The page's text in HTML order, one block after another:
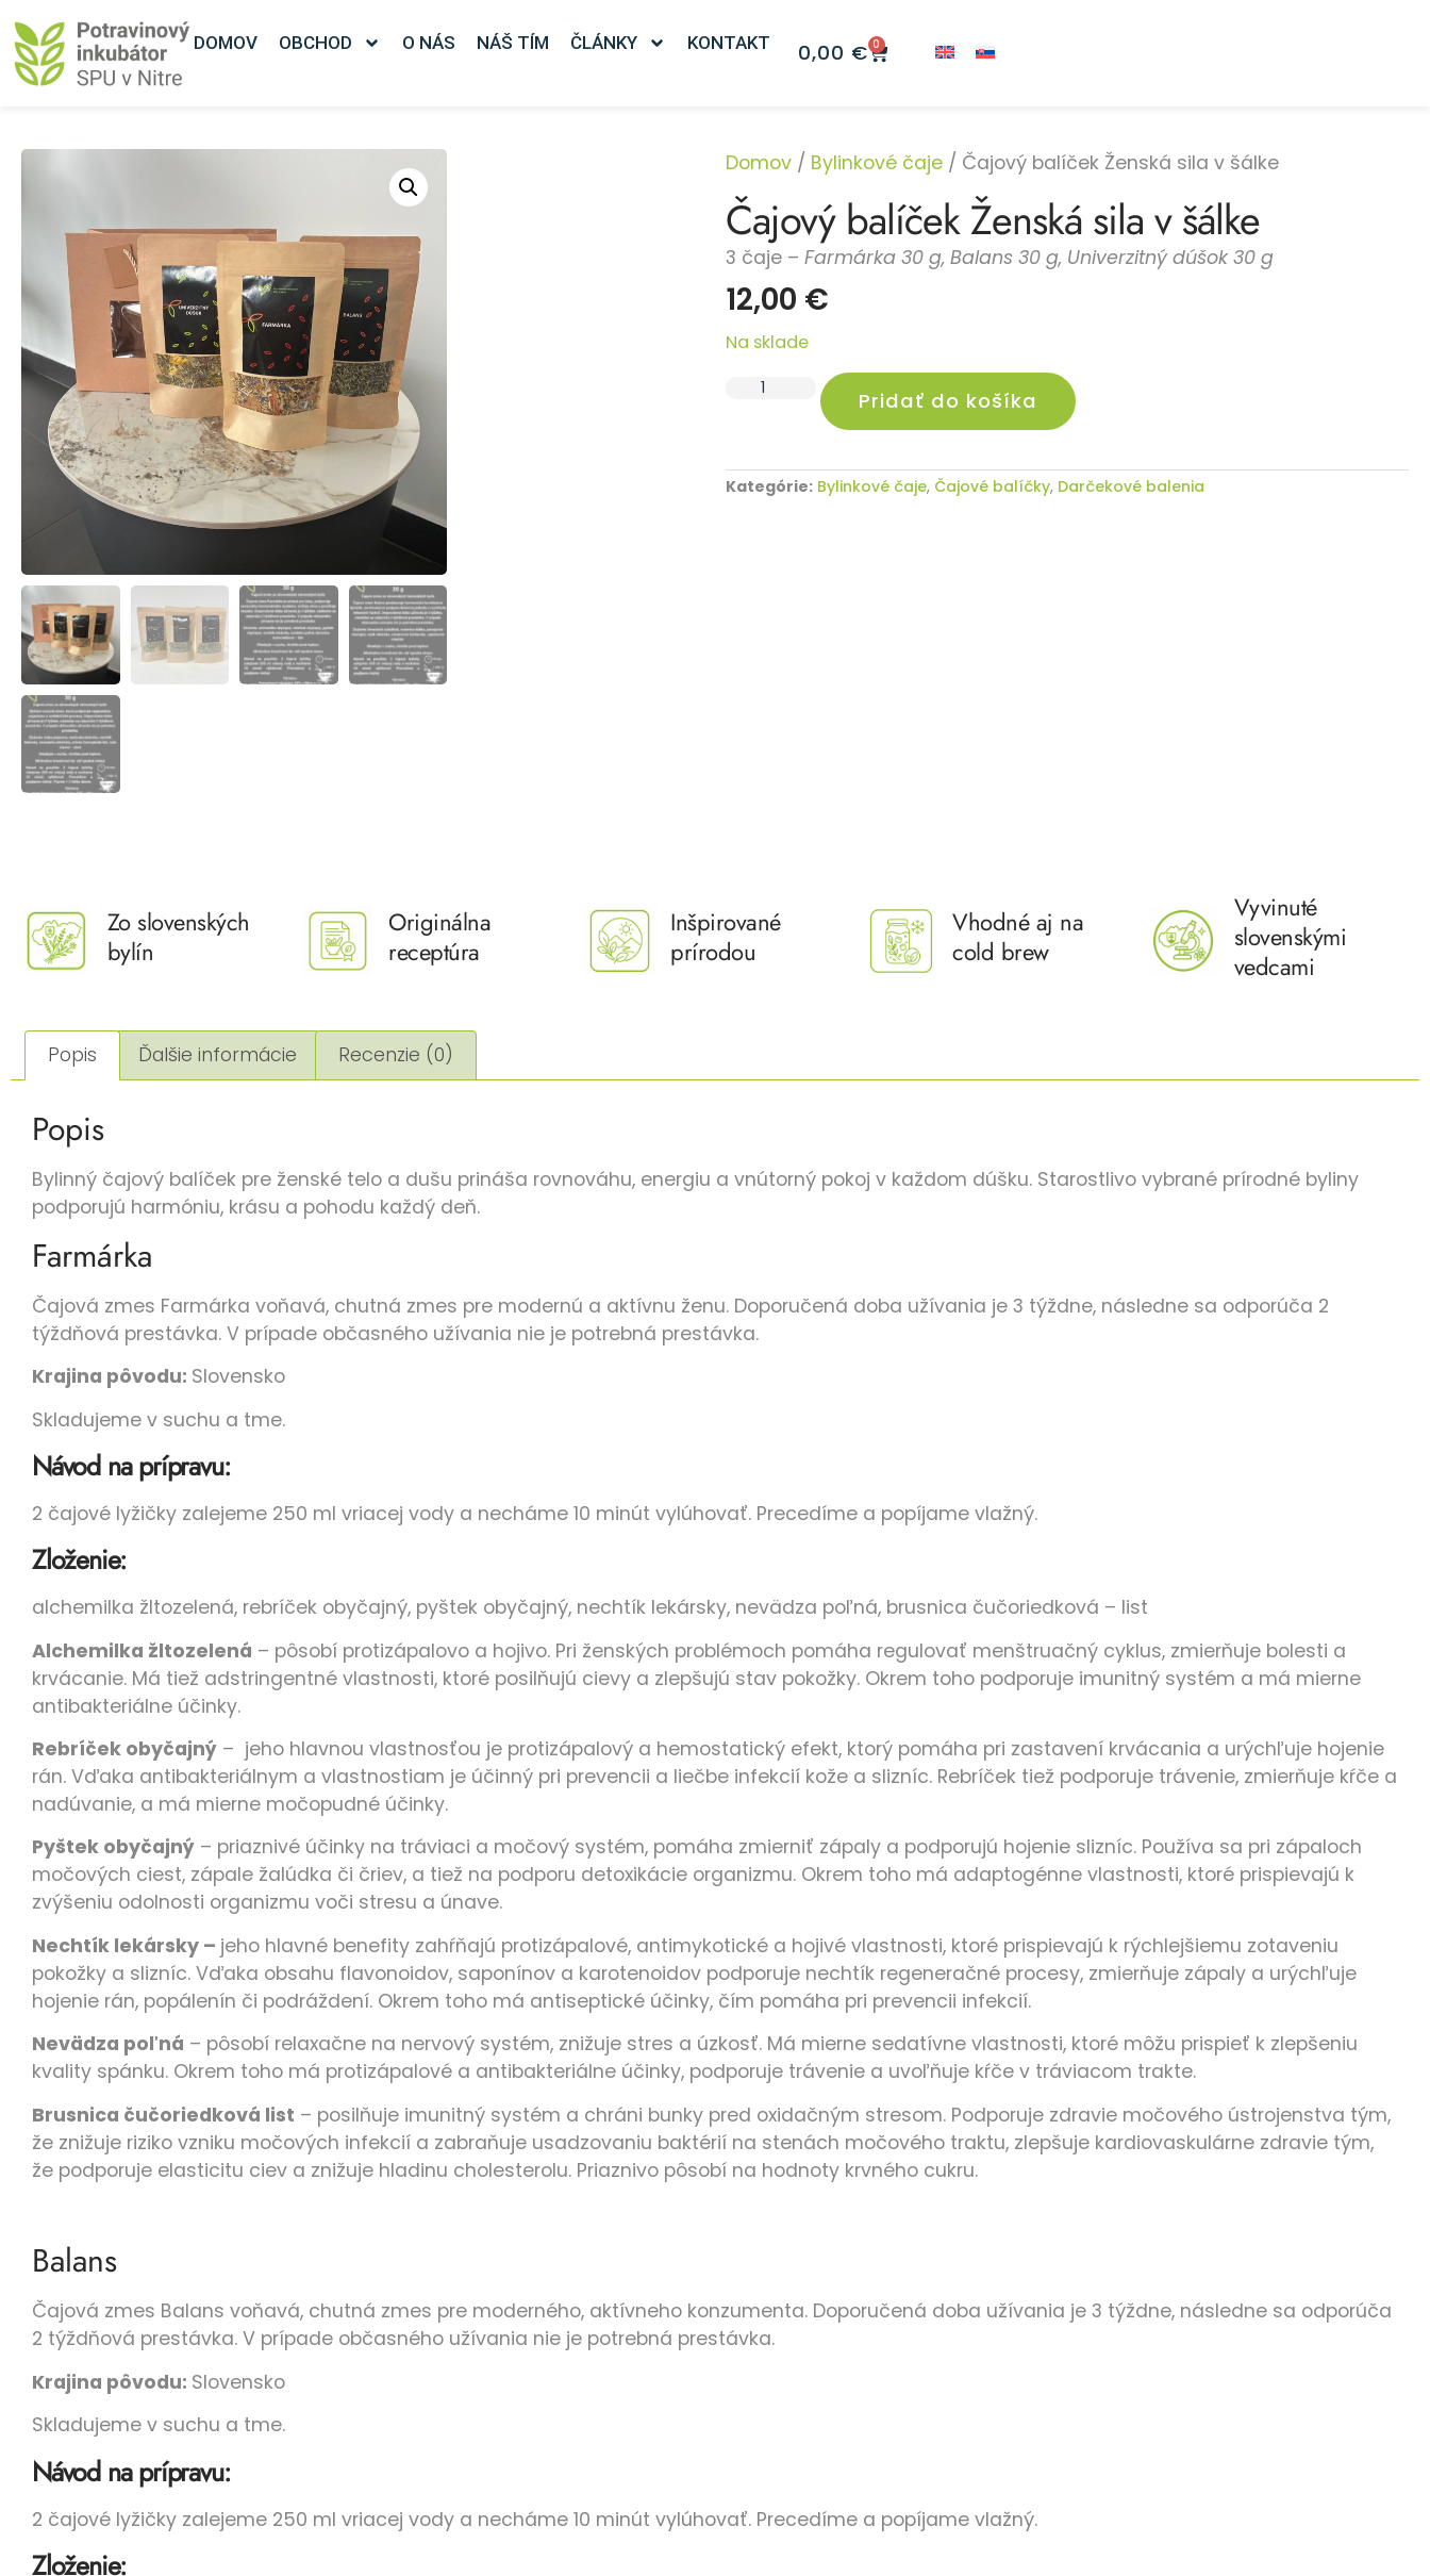
DOMOV OBCHOD O NÁS NÁŠ TÍM ČLÁNKY KONTAKT 0,00 € 0
Domov / Bylinkové čaje / Čajový balíček Ženská sila v šálke
Čajový balíček Ženská sila v šálke
3 čaje – Farmárka 30 g, Balans 30 g, Univerzitný dúšok 30 g
12,00 €
Na sklade
Pridať do košíka
Kategórie: Bylinkové čaje, Čajové balíčky, Darčekové balenia
Zo slovenských
bylín
Originálna
receptúra
Inšpirované
prírodou
Vhodné aj na
cold brew
Vyvinuté
slovenskými
vedcami
Popis Ďalšie informácie Recenzie (0)
Popis
Bylinný čajový balíček pre ženské telo a dušu prináša rovnováhu, energiu a vnútorný pokoj v každom dúšku. Starostlivo vybrané prírodné byliny
podporujú harmóniu, krásu a pohodu každý deň.
Farmárka
Čajová zmes Farmárka voňavá, chutná zmes pre modernú a aktívnu ženu. Doporučená doba užívania je 3 týždne, následne sa odporúča 2
týždňová prestávka. V prípade občasného užívania nie je potrebná prestávka.
Krajina pôvodu: Slovensko
Skladujeme v suchu a tme.
Návod na prípravu:
2 čajové lyžičky zalejeme 250 ml vriacej vody a necháme 10 minút vylúhovať. Precedíme a popíjame vlažný.
Zloženie:
alchemilka žltozelená, rebríček obyčajný, pyštek obyčajný, nechtík lekársky, nevädza poľná, brusnica čučoriedková – list
Alchemilka žltozelená – pôsobí protizápalovo a hojivo. Pri ženských problémoch pomáha regulovať menštruačný cyklus, zmierňuje bolesti a
krvácanie. Má tiež adstringentné vlastnosti, ktoré posilňujú cievy a zlepšujú stav pokožky. Okrem toho podporuje imunitný systém a má mierne
antibakteriálne účinky.
Rebríček obyčajný – jeho hlavnou vlastnosťou je protizápalový a hemostatický efekt, ktorý pomáha pri zastavení krvácania a urýchľuje hojenie
rán. Vďaka antibakteriálnym a vlastnostiam je účinný pri prevencii a liečbe infekcií kože a slizníc. Rebríček tiež podporuje trávenie, zmierňuje kŕče a
nadúvanie, a má mierne močopudné účinky.
Pyštek obyčajný – priaznivé účinky na tráviaci a močový systém, pomáha zmierniť zápaly a podporujú hojenie slizníc. Používa sa pri zápaloch
močových ciest, zápale žalúdka či čriev, a tiež na podporu detoxikácie organizmu. Okrem toho má adaptogénne vlastnosti, ktoré prispievajú k
zvýšeniu odolnosti organizmu voči stresu a únave.
Nechtík lekársky – jeho hlavné benefity zahŕňajú protizápalové, antimykotické a hojivé vlastnosti, ktoré prispievajú k rýchlejšiemu zotaveniu
pokožky a slizníc. Vďaka obsahu flavonoidov, saponínov a karotenoidov podporuje nechtík regeneračné procesy, zmierňuje zápaly a urýchľuje
hojenie rán, popálenín či podráždení. Okrem toho má antiseptické účinky, čím pomáha pri prevencii infekcií.
Nevädza poľná – pôsobí relaxačne na nervový systém, znižuje stres a úzkosť. Má mierne sedatívne vlastnosti, ktoré môžu prispieť k zlepšeniu
kvality spánku. Okrem toho má protizápalové a antibakteriálne účinky, podporuje trávenie a uvoľňuje kŕče v tráviacom trakte.
Brusnica čučoriedková list – posilňuje imunitný systém a chráni bunky pred oxidačným stresom. Podporuje zdravie močového ústrojenstva tým,
že znižuje riziko vzniku močových infekcií a zabraňuje usadzovaniu baktérií na stenách močového traktu, zlepšuje kardiovaskulárne zdravie tým,
že podporuje elasticitu ciev a znižuje hladinu cholesterolu. Priaznivo pôsobí na hodnoty krvného cukru.
Balans
Čajová zmes Balans voňavá, chutná zmes pre moderného, aktívneho konzumenta. Doporučená doba užívania je 3 týždne, následne sa odporúča
2 týždňová prestávka. V prípade občasného užívania nie je potrebná prestávka.
Krajina pôvodu: Slovensko
Skladujeme v suchu a tme.
Návod na prípravu:
2 čajové lyžičky zalejeme 250 ml vriacej vody a necháme 10 minút vylúhovať. Precedíme a popíjame vlažný.
Zloženie: